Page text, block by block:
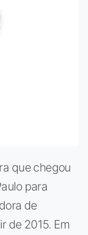
que chegou
para
de
de 2015. Em